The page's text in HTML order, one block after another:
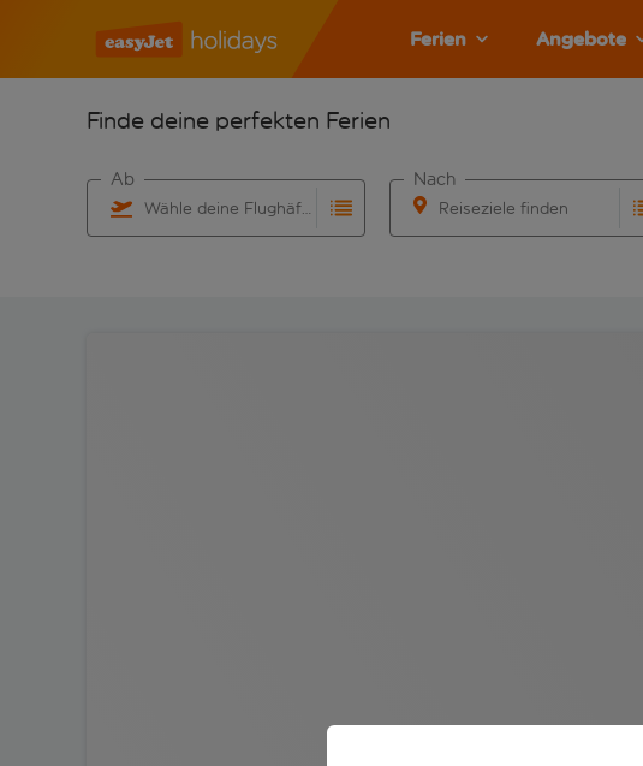
Ferien Angebote
Finde deine perfekten Ferien
Wähle deine Flughäfen
Ab
Reiseziele finden
Nach